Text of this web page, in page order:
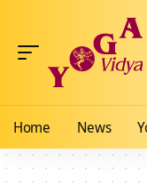
Home News